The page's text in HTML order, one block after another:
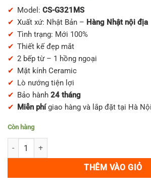
gốc
là:
11,400,000₫.
tại
là:
Model: CS-G321MS
Xuất xứ: Nhật Bản – Hàng Nhật nội địa
Tình trạng: Mới 100%
Thiết kế đẹp mắt
2 bếp từ – 1 hồng ngoại
Mặt kính Ceramic
Lò nướng tiện lợi
Bảo hành 24 tháng
Miễn phígiao hàng và lắp đặt tại Hà Nội
Còn hàng
Bếp từ Mitsubishi CS-G321MS size 60cm số
THÊM VÀO GIỎ